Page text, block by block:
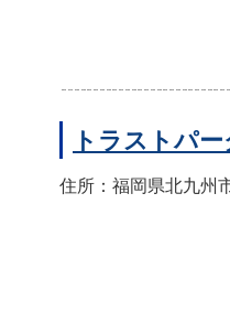
トラストパ
住所：福岡県北九州